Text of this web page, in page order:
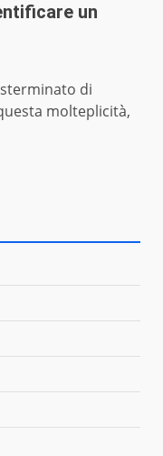
un
di
molteplicità,